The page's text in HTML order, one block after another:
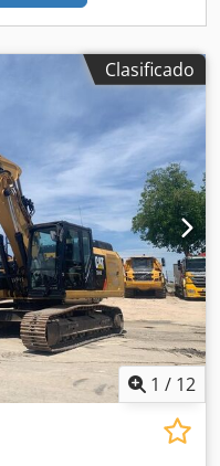
Clasificado
1 / 12